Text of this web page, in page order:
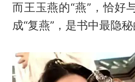
而王玉燕的“燕”，恰好
成“复燕”，是书中最隐秘